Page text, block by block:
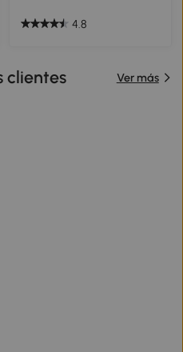
4.8
clientes Ver más